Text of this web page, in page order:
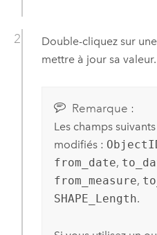
Double-cliquez sur
mettre à jour sa valeur.
Remarque :
Les champs
modifiés :
from_date,
from_measure,
SHAPE_Length.